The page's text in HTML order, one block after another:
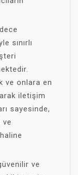
sınırlı
ve onlara en
iletişim
sayesinde,
ve
ve